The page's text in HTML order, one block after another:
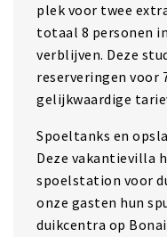
plek voor twee
totaal 8 personen
verblijven. Deze
reserveringen voor
gelijkwaardige
Spoeltanks en
Deze vakantievilla
spoelstation voor
onze gasten hun
duikcentra op